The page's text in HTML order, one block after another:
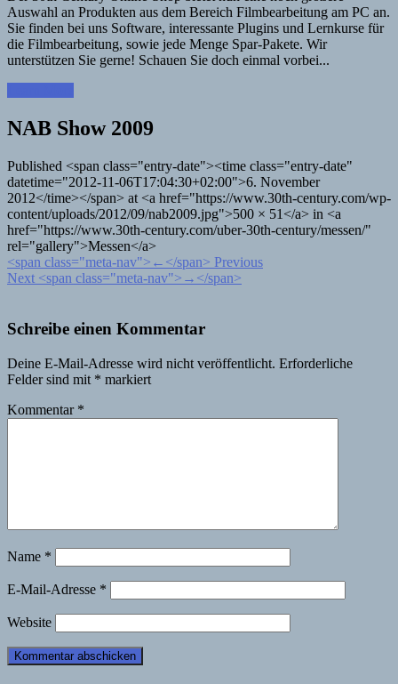
Auswahl an Produkten aus dem Bereich Filmbearbeitung am PC an.
Sie finden bei uns Software, interessante Plugins und Lernkurse für
die Filmbearbeitung, sowie jede Menge Spar-Pakete. Wir
unterstützen Sie gerne! Schauen Sie doch einmal vorbei...
NAB Show 2009
Published <span class="entry-date"><time class="entry-date"
datetime="2012-11-06T17:04:30+02:00">6. November
2012</time></span> at <a href="https://www.30th-century.com/wp-
content/uploads/2012/09/nab2009.jpg">500 × 51</a> in <a
href="https://www.30th-century.com/uber-30th-century/messen/"
rel="gallery">Messen</a>
<span class="meta-nav">←</span> Previous
Next <span class="meta-nav">→</span>
Schreibe einen Kommentar
Deine E-Mail-Adresse wird nicht veröffentlicht. Erforderliche
Felder sind mit * markiert
Kommentar *
Name *
E-Mail-Adresse *
Website